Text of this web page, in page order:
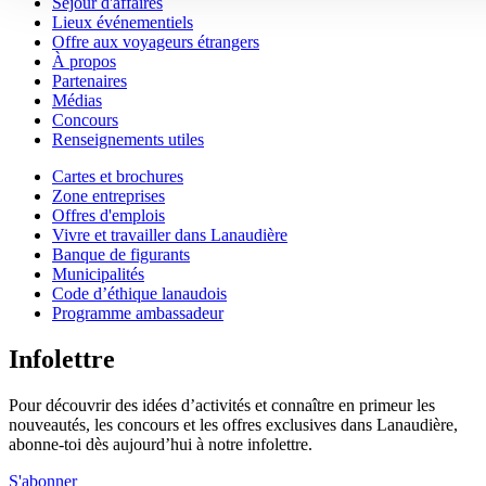
Lieux événementiels
Offre aux voyageurs étrangers
À propos
Partenaires
Médias
Concours
Renseignements utiles
Cartes et brochures
Zone entreprises
Offres d'emplois
Vivre et travailler dans Lanaudière
Banque de figurants
Municipalités
Code d’éthique lanaudois
Programme ambassadeur
Infolettre
Pour découvrir des idées d’activités et connaître en primeur les
nouveautés, les concours et les offres exclusives dans Lanaudière,
abonne-toi dès aujourd’hui à notre infolettre.
S'abonner